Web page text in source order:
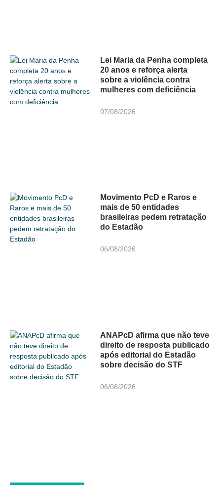
Lei Maria da Penha completa
20 anos e reforça alerta
sobre a violência contra
mulheres com deficiência
07/08/2026
Movimento PcD e Raros e
mais de 50 entidades
brasileiras pedem retratação
do Estadão
06/08/2026
ANAPcD afirma que não teve
direito de resposta publicado
após editorial do Estadão
sobre decisão do STF
06/08/2026